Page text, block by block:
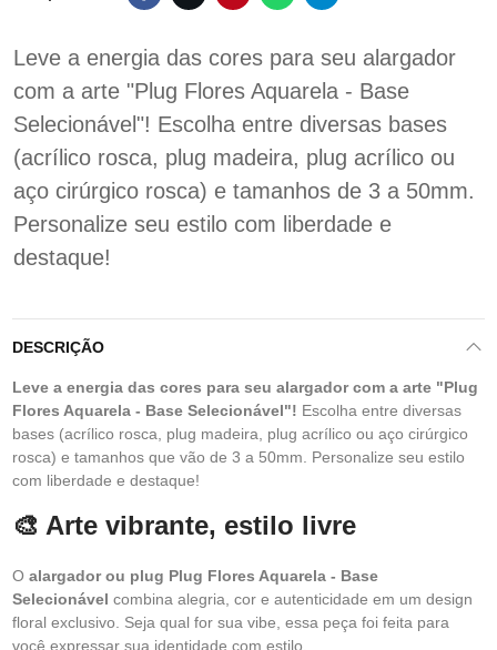
Leve a energia das cores para seu alargador
com a arte "Plug Flores Aquarela - Base
Selecionável"! Escolha entre diversas bases
(acrílico rosca, plug madeira, plug acrílico ou
aço cirúrgico rosca) e tamanhos de 3 a 50mm.
Personalize seu estilo com liberdade e
destaque!
DESCRIÇÃO
Leve a energia das cores para seu alargador com a arte "Plug
Flores Aquarela - Base Selecionável"! Escolha entre diversas
bases (acrílico rosca, plug madeira, plug acrílico ou aço cirúrgico
rosca) e tamanhos que vão de 3 a 50mm. Personalize seu estilo
com liberdade e destaque!
🎨 Arte vibrante, estilo livre
O alargador ou plug Plug Flores Aquarela - Base
Selecionável combina alegria, cor e autenticidade em um design
floral exclusivo. Seja qual for sua vibe, essa peça foi feita para
você expressar sua identidade com estilo.